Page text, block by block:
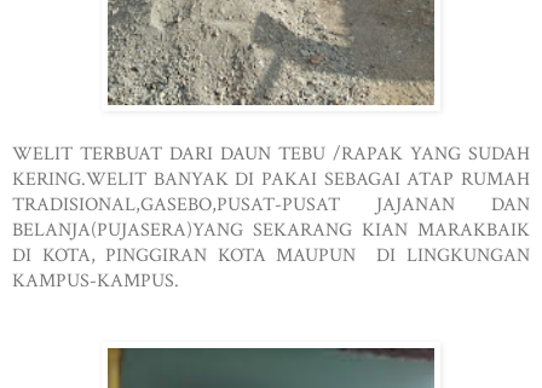
WELIT TERBUAT DARI DAUN TEBU /RAPAK YANG SUDAH
KERING.WELIT BANYAK DI PAKAI SEBAGAI ATAP RUMAH
TRADISIONAL,GASEBO,PUSAT-PUSAT JAJANAN DAN
BELANJA(PUJASERA)YANG SEKARANG KIAN MARAKBAIK
DI KOTA, PINGGIRAN KOTA MAUPUN DI LINGKUNGAN
KAMPUS-KAMPUS.